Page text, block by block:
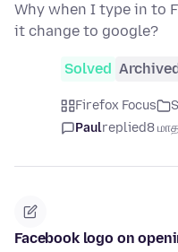
Why when I type in to
it change to google?
Solved Archived
Firefox Focus
Paulreplied8
Facebook logo on